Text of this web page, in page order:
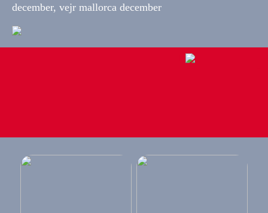
december, vejr mallorca december